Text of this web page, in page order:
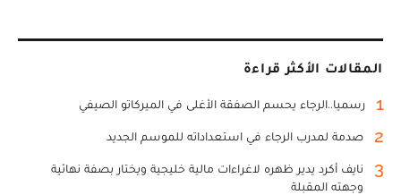
المقالات الأكثر قراءة
1 رسميا..الرجاء يحسم الصفقة الأغلى في الميركاتو الصيفي
2 صدمة لمدرب الرجاء في استعداداته للموسم الجديد
3
نايف أكرد يدير ظهره لاغراءات مالية خليجية ويختار بصفة نهائية
وجهته المقبلة